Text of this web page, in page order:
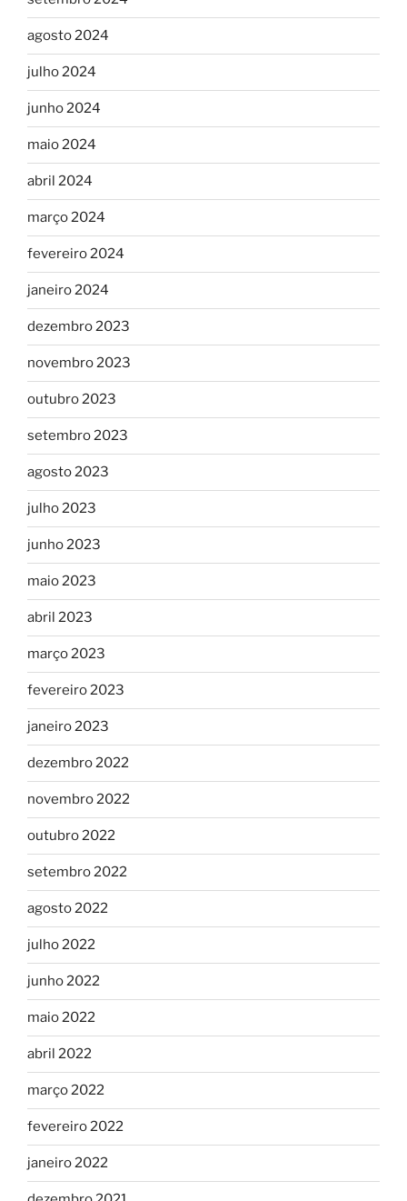
agosto 2024
julho 2024
junho 2024
maio 2024
abril 2024
março 2024
fevereiro 2024
janeiro 2024
dezembro 2023
novembro 2023
outubro 2023
setembro 2023
agosto 2023
julho 2023
junho 2023
maio 2023
abril 2023
março 2023
fevereiro 2023
janeiro 2023
dezembro 2022
novembro 2022
outubro 2022
setembro 2022
agosto 2022
julho 2022
junho 2022
maio 2022
abril 2022
março 2022
fevereiro 2022
janeiro 2022